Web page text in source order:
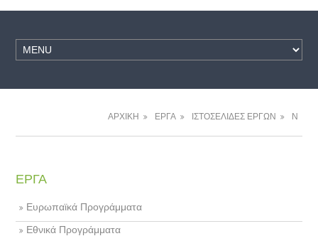
ΑΡΧΙΚΗ ΕΡΓΑ ΙΣΤΟΣΕΛΙΔΕΣ ΕΡΓΩΝ N
ΕΡΓΑ
Ευρωπαϊκά Προγράμματα
Εθνικά Προγράμματα